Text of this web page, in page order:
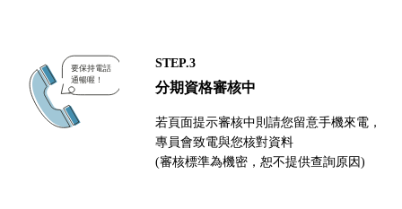
STEP.3
分期資格審核中
若頁面提示審核中則請您留意手機來電，
專員會致電與您核對資料
(審核標準為機密，恕不提供查詢原因)